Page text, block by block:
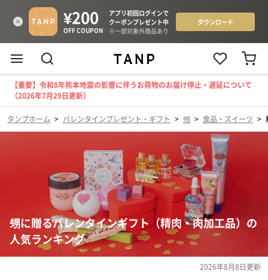
【重要】令和8年熊本地震の影響に伴うお荷物のお届け停止・遅延について
（2026年7月29日更新）
タンプホーム > バレンタインプレゼント・ギフト > 甥 > 食品・スイーツ >
甥に贈るバレンタインギフト（精肉・肉加工品）の
人気ランキング
2026年8月8日更新